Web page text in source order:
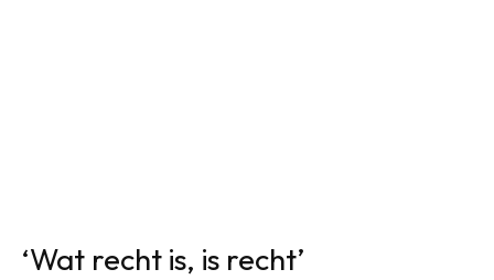
‘Wat recht is, is recht’